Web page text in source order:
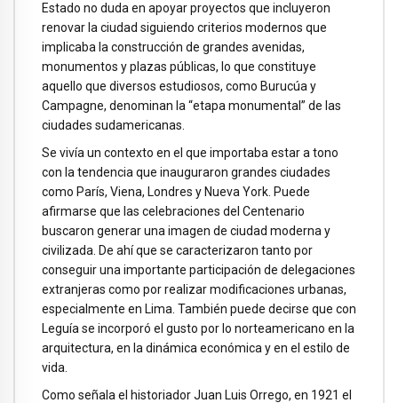
Estado no duda en apoyar proyectos que incluyeron
renovar la ciudad siguiendo criterios modernos que
implicaba la construcción de grandes avenidas,
monumentos y plazas públicas, lo que constituye
aquello que diversos estudiosos, como Burucúa y
Campagne, denominan la “etapa monumental” de las
ciudades sudamericanas.
Se vivía un contexto en el que importaba estar a tono
con la tendencia que inauguraron grandes ciudades
como París, Viena, Londres y Nueva York. Puede
afirmarse que las celebraciones del Centenario
buscaron generar una imagen de ciudad moderna y
civilizada. De ahí que se caracterizaron tanto por
conseguir una importante participación de delegaciones
extranjeras como por realizar modificaciones urbanas,
especialmente en Lima. También puede decirse que con
Leguía se incorporó el gusto por lo norteamericano en la
arquitectura, en la dinámica económica y en el estilo de
vida.
Como señala el historiador Juan Luis Orrego, en 1921 el